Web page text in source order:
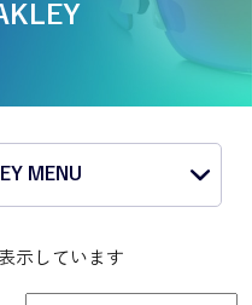
MENU
示しています